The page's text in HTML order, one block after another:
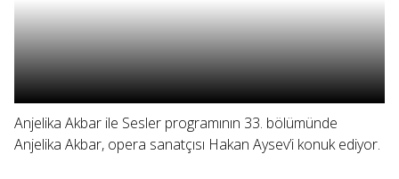
Anjelika Akbar ile Sesler programının 33. bölümünde
Anjelika Akbar, opera sanatçısı Hakan Aysev’i konuk ediyor.